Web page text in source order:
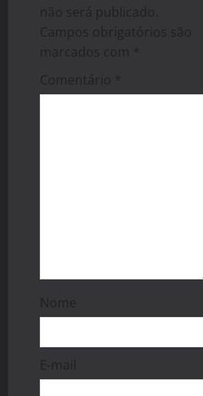
a
t
i
não será publicado.
Campos obrigatórios são
marcados com *
Comentário *
Nome
E-mail